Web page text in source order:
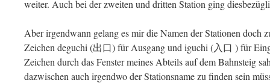
weiter. Auch bei der zweiten und dritten Station ging
Aber irgendwann gelang es mir die Namen der Stationen doch
Zeichen deguchi (出口) für Ausgang und iguchi (入口 ) für
Zeichen durch das Fenster meines Abteils auf dem Bahnsteig
dazwischen auch irgendwo der Stationsname zu finden sein